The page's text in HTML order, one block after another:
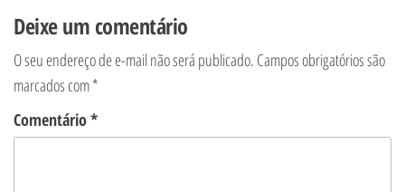
Deixe um comentário
O seu endereço de e-mail não será publicado. Campos obrigatórios são
marcados com*
Comentário*